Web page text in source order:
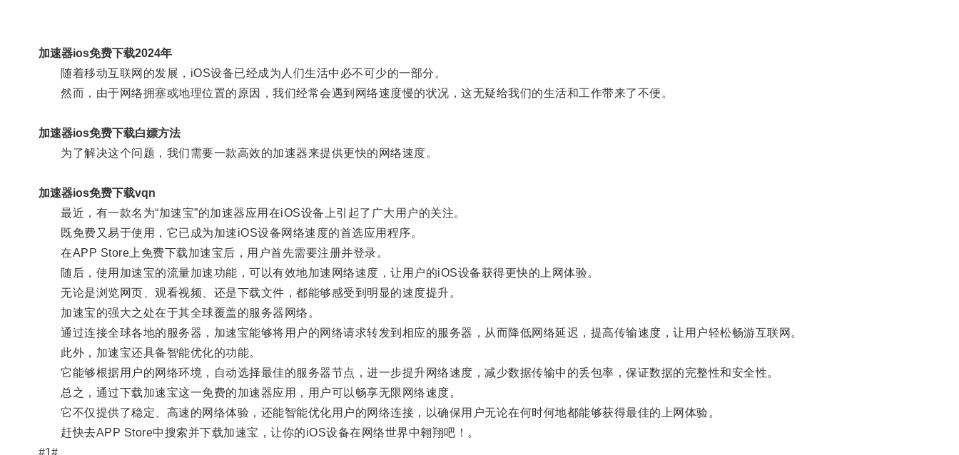
加速器ios免费下载2024年
随着移动互联网的发展，iOS设备已经成为人们生活中必不可少的一部分。
然而，由于网络拥塞或地理位置的原因，我们经常会遇到网络速度慢的状况，这无疑给我们的生活和工作带来了不便。
加速器ios免费下载白嫖方法
为了解决这个问题，我们需要一款高效的加速器来提供更快的网络速度。
加速器ios免费下载vqn
最近，有一款名为“加速宝”的加速器应用在iOS设备上引起了广大用户的关注。
既免费又易于使用，它已成为加速iOS设备网络速度的首选应用程序。
在APP Store上免费下载加速宝后，用户首先需要注册并登录。
随后，使用加速宝的流量加速功能，可以有效地加速网络速度，让用户的iOS设备获得更快的上网体验。
无论是浏览网页、观看视频、还是下载文件，都能够感受到明显的速度提升。
加速宝的强大之处在于其全球覆盖的服务器网络。
通过连接全球各地的服务器，加速宝能够将用户的网络请求转发到相应的服务器，从而降低网络延迟，提高传输速度，让用户轻松畅游互联网。
此外，加速宝还具备智能优化的功能。
它能够根据用户的网络环境，自动选择最佳的服务器节点，进一步提升网络速度，减少数据传输中的丢包率，保证数据的完整性和安全性。
总之，通过下载加速宝这一免费的加速器应用，用户可以畅享无限网络速度。
它不仅提供了稳定、高速的网络体验，还能智能优化用户的网络连接，以确保用户无论在何时何地都能够获得最佳的上网体验。
赶快去APP Store中搜索并下载加速宝，让你的iOS设备在网络世界中翱翔吧！。
#1#